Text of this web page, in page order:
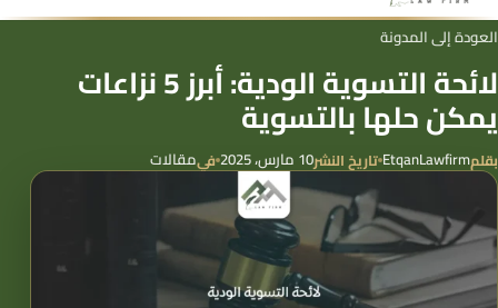
العودة إلى المدونة
لائحة التسوية الودية: أبرز 5 نزاعات
يمكن حلها بالتسوية
بقلمEtqanLawfirm تاريخ النشر10 مارس، 2025 فيمقالات